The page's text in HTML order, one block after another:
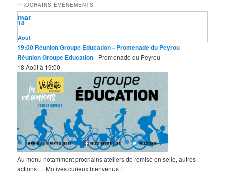
r
c
h
e
PROCHAINS ÉVÉNEMENTS
Août
18
mar
19:00 Réunion Groupe Education- Promenade du Peyrou
Réunion Groupe Education- Promenade du Peyrou
18 Août à 19:00
Au menu notamment prochains ateliers de remise en selle, autres
actions … Motivés curieux bienvenus !